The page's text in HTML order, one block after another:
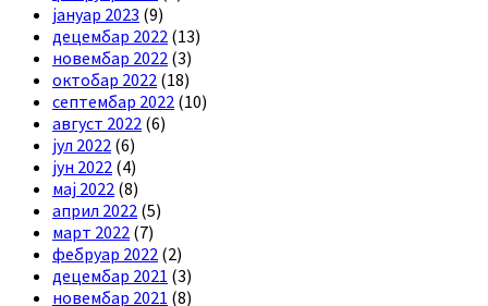
јануар 2023 (9)
децембар 2022 (13)
новембар 2022 (3)
октобар 2022 (18)
септембар 2022 (10)
август 2022 (6)
јул 2022 (6)
јун 2022 (4)
мај 2022 (8)
април 2022 (5)
март 2022 (7)
фебруар 2022 (2)
децембар 2021 (3)
новембар 2021 (8)